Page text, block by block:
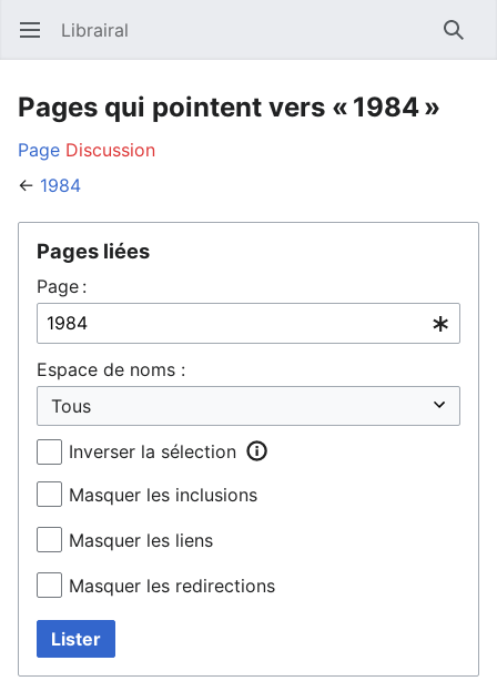
Ouvrir le menu principal Librairal
Pages qui pointent vers « 1984 »
Page Discussion
← 1984
Pages liées
Page :
Espace de noms :
Inverser la sélection
Masquer les inclusions
Masquer les liens
Masquer les redirections
Lister